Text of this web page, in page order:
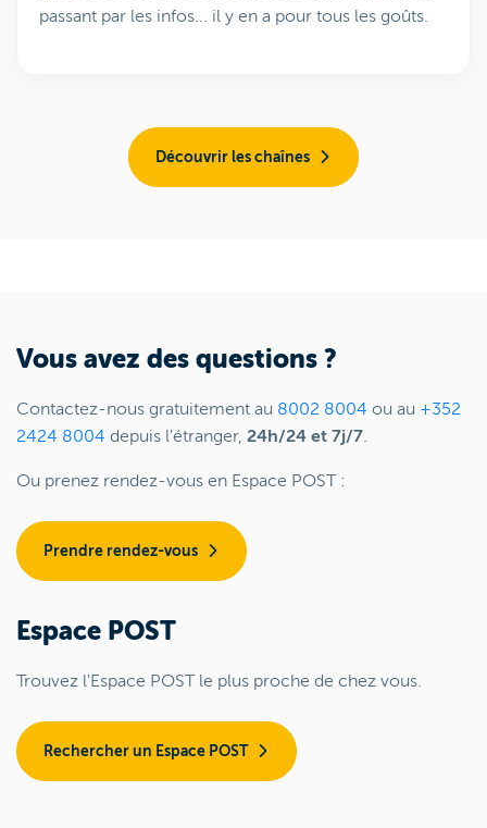
passant par les infos... il y en a pour tous les goûts.
Découvrir les chaînes
Vous avez des questions ?
Contactez-nous gratuitement au 8002 8004 ou au +352
2424 8004 depuis l'étranger, 24h/24 et 7j/7.
Ou prenez rendez-vous en Espace POST :
Prendre rendez-vous
Espace POST
Trouvez l'Espace POST le plus proche de chez vous.
Rechercher un Espace POST